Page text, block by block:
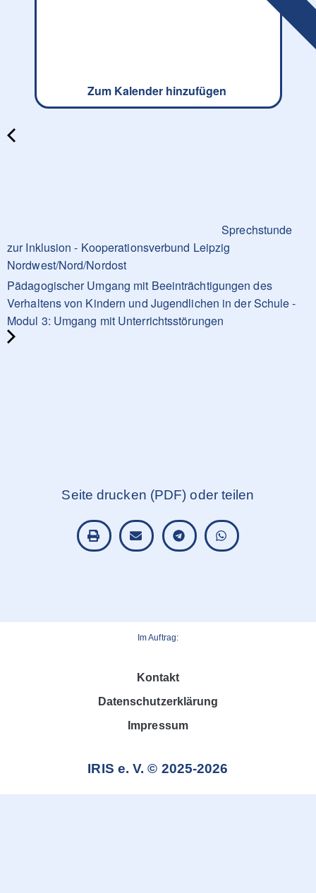
Zum Kalender hinzufügen
Sprechstunde
zur Inklusion - Kooperationsverbund Leipzig
Nordwest/Nord/Nordost
Pädagogischer Umgang mit Beeinträchtigungen des
Verhaltens von Kindern und Jugendlichen in der Schule -
Modul 3: Umgang mit Unterrichtsstörungen
Seite drucken (PDF) oder teilen
Im Auftrag:
Kontakt
Datenschutzerklärung
Impressum
IRIS e. V. © 2025-2026